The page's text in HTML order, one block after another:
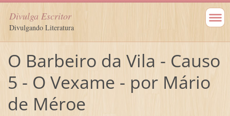
Divulga Escritor
Divulgando Literatura
O Barbeiro da Vila - Causo
5 - O Vexame - por Mário
de Méroe